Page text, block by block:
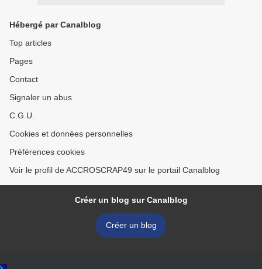
Hébergé par Canalblog
Top articles
Pages
Contact
Signaler un abus
C.G.U.
Cookies et données personnelles
Préférences cookies
Voir le profil de ACCROSCRAP49 sur le portail Canalblog
Créer un blog sur Canalblog
Créer un blog